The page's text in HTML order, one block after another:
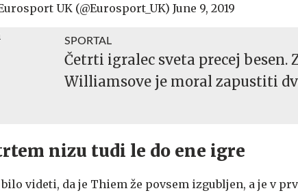
UK (@Eurosport_UK) June 9, 2019
SPORTAL
Četrti igralec sveta precej besen.
Williamsove je moral zapustiti
nizu tudi le do ene igre
videti, da je Thiem že povsem izgubljen, a je v